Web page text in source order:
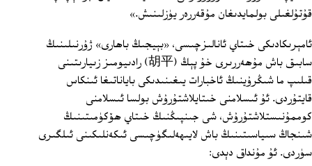
قۇتۇلغىلى بولمايدىغان مۇقەررەر يۈزلىنىش.»
ئامېرىكادىكى خىتاي ئانالىزچىسى، «بېيجىڭ باھارى» ژۇرنىلىنىڭ
سابىق باش مۇھەررىرى خۇ پېڭ (胡平) رادىيومىز زىيارىتىنى
قىلىپ ما شىڭرۇينىڭ ئاخبارات يىغىنىدىكى باياناتىغا ئىنكاس
قايتۇردى. ئۇ ئىسلامنى خىتايلاشتۇرۇش بولسا ئىسلامنى
كوممۇنىستلاشتۇرۇش، شى جىنپىڭنىڭ خىتاي ھۆكۈمىتىنىڭ
شىنجاڭ سىياسىتىنىڭ باش لايىھەلىگۈچىسى ئىكەنلىكىنى ئىلگىرى
سۈردى. ئۇ مۇنداق دېدى: